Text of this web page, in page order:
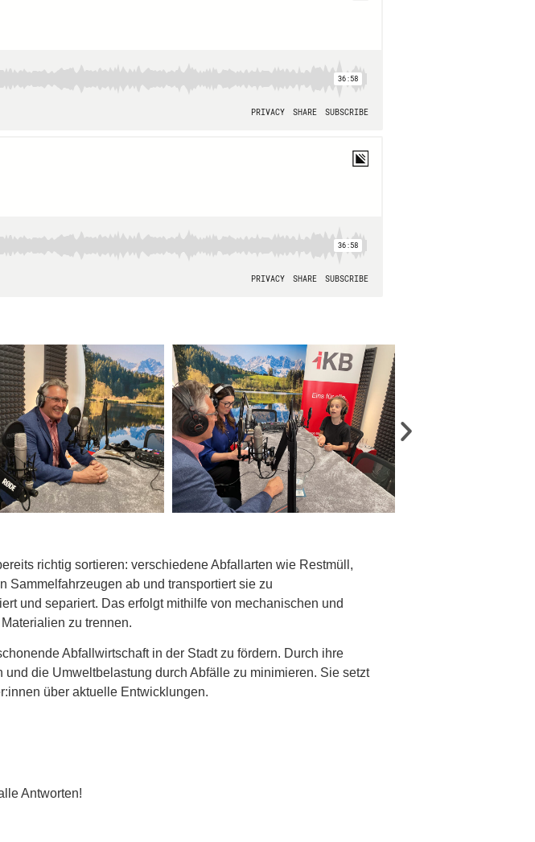
richtig sortieren: verschiedene Abfallarten wie Restmüll,
Sammelfahrzeugen ab und transportiert sie zu
und separiert. Das erfolgt mithilfe von mechanischen und
zu trennen.
Abfallwirtschaft in der Stadt zu fördern. Durch ihre
die Umweltbelastung durch Abfälle zu minimieren. Sie setzt
über aktuelle Entwicklungen.
Antworten!